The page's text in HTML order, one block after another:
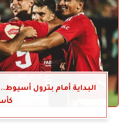
البداية أمام بترول